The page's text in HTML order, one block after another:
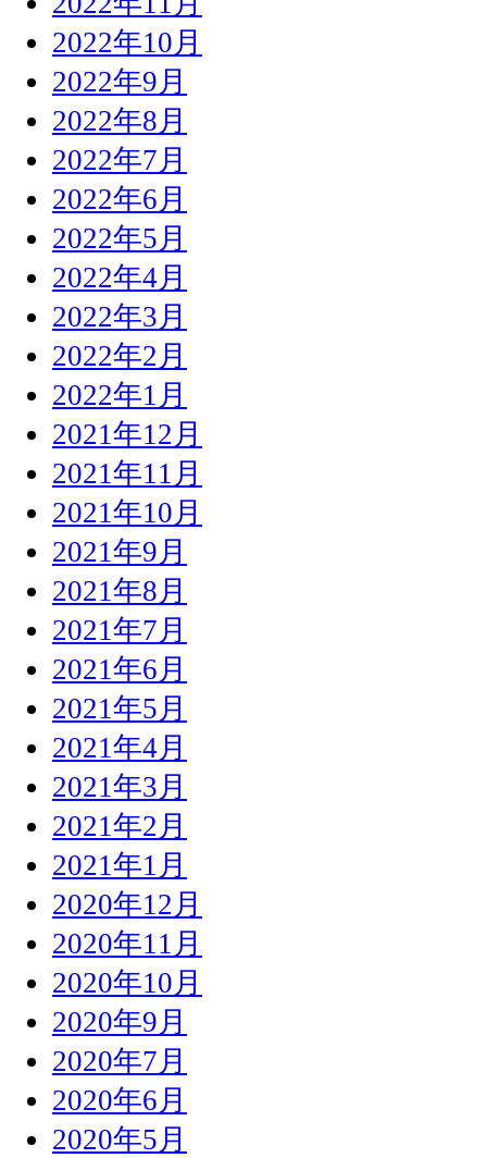
2022年10月
2022年9月
2022年8月
2022年7月
2022年6月
2022年5月
2022年4月
2022年3月
2022年2月
2022年1月
2021年12月
2021年11月
2021年10月
2021年9月
2021年8月
2021年7月
2021年6月
2021年5月
2021年4月
2021年3月
2021年2月
2021年1月
2020年12月
2020年11月
2020年10月
2020年9月
2020年7月
2020年6月
2020年5月